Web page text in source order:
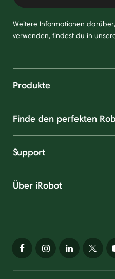
Weitere Informationen
verwenden, findest du in
Produkte
Finde den perfekten
Support
Über iRobot